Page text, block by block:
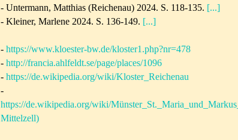
- Untermann, Matthias (Reichenau) 2024. S. 118-135. [...]
- Kleiner, Marlene 2024. S. 136-149. [...]
- https://www.kloester-bw.de/kloster1.php?nr=478
- http://francia.ahlfeldt.se/page/places/1096
- https://de.wikipedia.org/wiki/Kloster_Reichenau
-
https://de.wikipedia.org/wiki/
Mittelzell)